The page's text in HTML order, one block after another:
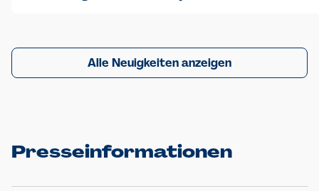
Alle Neuigkeiten anzeigen
Presseinformationen